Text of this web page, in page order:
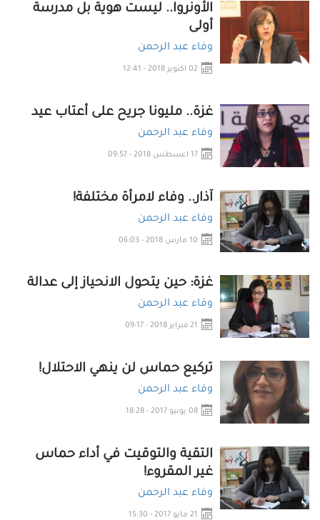
الأونروا.. ليست هوية بل مدرسة
أولى
وفاء عبد الرحمن
02 اكتوبر 2018 - 12:41
غزة.. مليونا جريح على أعتاب عيد
وفاء عبد الرحمن
17 اعسطس 2018 - 09:57
آذار.. وفاء لامرأة مختلفة!
وفاء عبد الرحمن
10 مارس 2018 - 06:03
غزة: حين يتحول الانحياز إلى عدالة
وفاء عبد الرحمن
21 فبراير 2018 - 09:17
تركيع حماس لن ينهي الاحتلال!
وفاء عبد الرحمن
08 يونيو 2017 - 18:28
التقية والتوقيت في أداء حماس
غير المقروء!
وفاء عبد الرحمن
21 مايو 2017 - 15:30